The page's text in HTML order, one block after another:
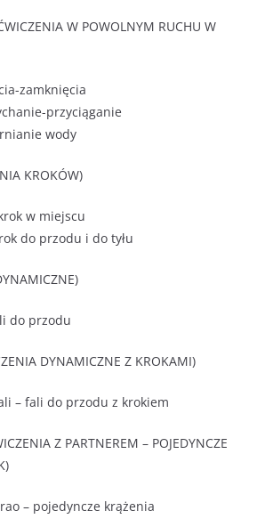
W POWOLNYM RUCHU W
zamknięcia
przyciąganie
wody
KROKÓW)
w miejscu
do przodu i do tyłu
do przodu
DYNAMICZNE Z KROKAMI)
– fali do przodu z krokiem
Z PARTNEREM – POJEDYNCZE
– pojedyncze krążenia